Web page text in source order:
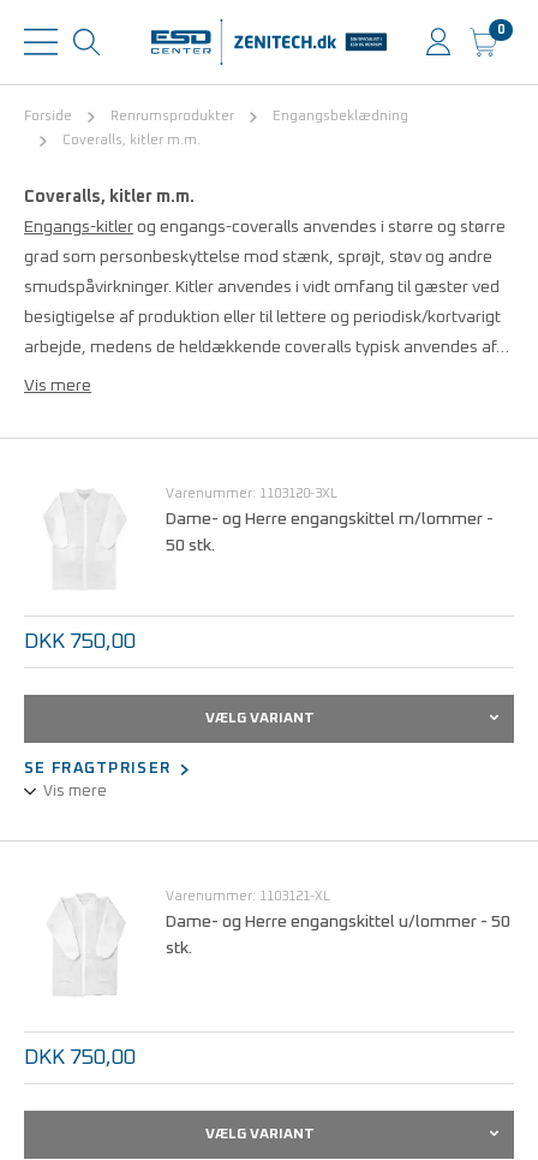
0
Forside Renrumsprodukter
Engangsbeklædning
Coveralls, kitler m.m.
Coveralls, kitler m.m.
Engangs-kitler og engangs-coveralls anvendes i større og større
grad som personbeskyttelse mod stænk, sprøjt, støv og andre
smudspåvirkninger. Kitler anvendes i vidt omfang til gæster ved
besigtigelse af produktion eller til lettere og periodisk/kortvarigt
arbejde, medens de heldækkende coveralls typisk anvendes af…
Vis mere
Varenummer: 1103120-3XL
Dame- og Herre engangskittel m/lommer -
50 stk.
DKK 750,00
VÆLG VARIANT
SE FRAGTPRISER
Vis mere
Varenummer: 1103121-XL
Dame- og Herre engangskittel u/lommer - 50
stk.
DKK 750,00
VÆLG VARIANT